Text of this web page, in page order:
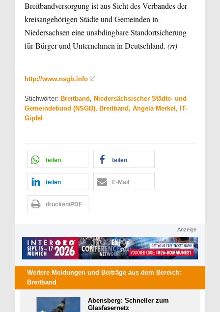
Breitbandversorgung ist aus Sicht des Verbandes der
kreisangehörigen Städte und Gemeinden in
Niedersachsen eine unabdingbare Standortsicherung
für Bürger und Unternehmen in Deutschland. (rt)
http://www.nsgb.info
Stichwörter: Breitband , Niedersächsischer Städte- und
Gemeindebund (NSGB), Breitband, Angela Merkel, IT-
Gipfel
teilen teilen
teilen E-Mail
drucken/PDF
Anzeige
Weitere Meldungen und Beiträge aus dem Bereich:
Breitband
Abensberg: Schneller zum
Glasfasernetz